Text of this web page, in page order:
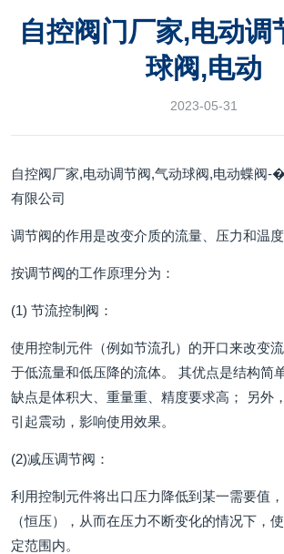
自控阀门厂家,电动调
球阀,电动
2023-05-31
自控阀厂家,电动调节阀,气动球阀,电动蝶阀-
有限公司
调节阀的作用是改变介质的流量、压力和温度
按调节阀的工作原理分为：
(1) 节流控制阀：
使用控制元件（例如节流孔）的开口来改变
于低流量和低压降的流体。 其优点是结构简
缺点是体积大、重量重、精度要求高； 另外
引起震动，影响使用效果。
(2)减压调节阀：
利用控制元件将出口压力降低到某一需要值
（恒压），从而在压力不断变化的情况下，
定范围内。